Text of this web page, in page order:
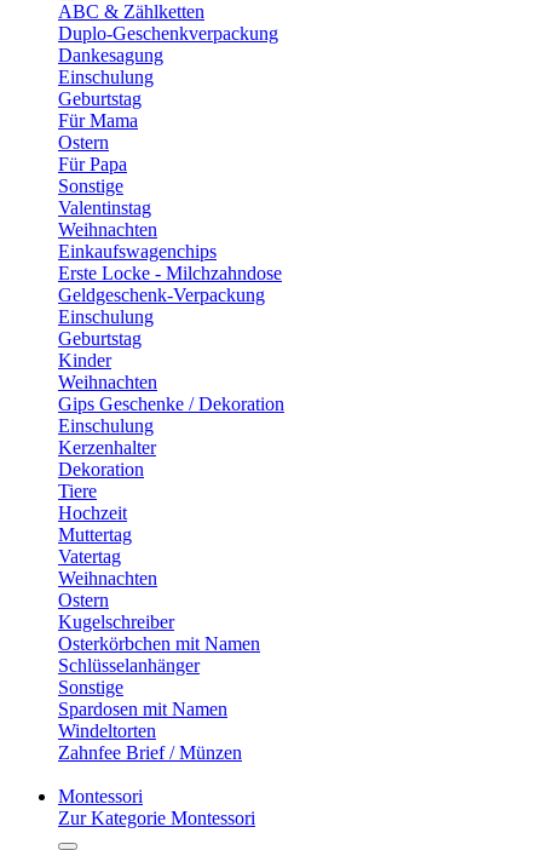
ABC & Zählketten
Duplo-Geschenkverpackung
Dankesagung
Einschulung
Geburtstag
Für Mama
Ostern
Für Papa
Sonstige
Valentinstag
Weihnachten
Einkaufswagenchips
Erste Locke - Milchzahndose
Geldgeschenk-Verpackung
Einschulung
Geburtstag
Kinder
Weihnachten
Gips Geschenke / Dekoration
Einschulung
Kerzenhalter
Dekoration
Tiere
Hochzeit
Muttertag
Vatertag
Weihnachten
Ostern
Kugelschreiber
Osterkörbchen mit Namen
Schlüsselanhänger
Sonstige
Spardosen mit Namen
Windeltorten
Zahnfee Brief / Münzen
Montessori
Zur Kategorie Montessori